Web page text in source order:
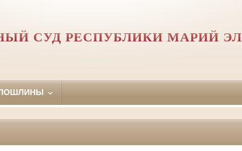
СУД РЕСПУБЛИКИ МАРИЙ ЭЛ